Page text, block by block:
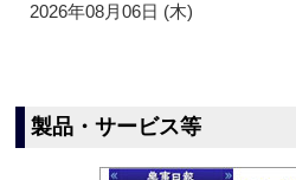
2026年08月06日 (木)
製品・サービス等